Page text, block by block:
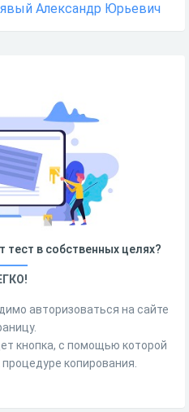
Александр Юрьевич
тест в собственных целях?
авторизоваться на сайте
кнопка, с помощью которой
копирования.